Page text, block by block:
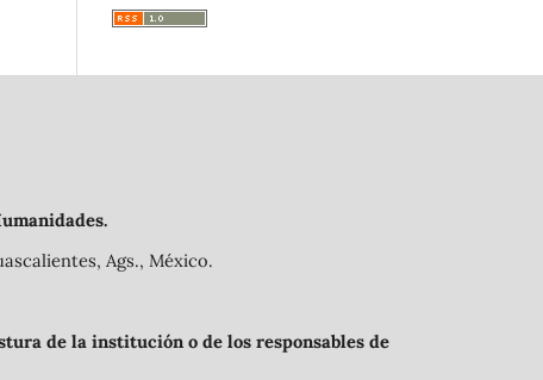
Ags., México.
de la institución o de los responsables de